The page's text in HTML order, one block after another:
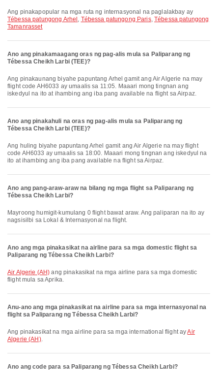
Ang pinakapopular na mga ruta ng internasyonal na paglalakbay ay
Tébessa patungong Arhel , Tébessa patungong Paris,Tébessa patungong
Tamanrasset
Ano ang pinakamaagang oras ng pag-alis mula sa Paliparang ng
Tébessa Cheikh Larbi (TEE)?
Ang pinakaunang biyahe papuntang Arhel gamit ang Air Algerie na may
flight code AH6033 ay umaalis sa 11:05. Maaari mong tingnan ang
iskedyul na ito at ihambing ang iba pang available na flight sa Airpaz.
Ano ang pinakahuli na oras ng pag-alis mula sa Paliparang ng
Tébessa Cheikh Larbi (TEE)?
Ang huling biyahe papuntang Arhel gamit ang Air Algerie na may flight
code AH6033 ay umaalis sa 18:00. Maaari mong tingnan ang iskedyul na
ito at ihambing ang iba pang available na flight sa Airpaz.
Ano ang pang-araw-araw na bilang ng mga flight sa Paliparang ng
Tébessa Cheikh Larbi?
Mayroong humigit-kumulang 0 flight bawat araw. Ang paliparan na ito ay
nagsisilbi sa Lokal & Internasyonal na flight.
Ano ang mga pinakasikat na airline para sa mga domestic flight sa
Paliparang ng Tébessa Cheikh Larbi?
Air Algerie (AH) ang pinakasikat na mga airline para sa mga domestic
flight mula sa Aprika.
Anu-ano ang mga pinakasikat na airline para sa mga internasyonal na
flight sa Paliparang ng Tébessa Cheikh Larbi?
Ang pinakasikat na mga airline para sa mga international flight ayAir
Algerie (AH).
Ano ang code para sa Paliparang ng Tébessa Cheikh Larbi?